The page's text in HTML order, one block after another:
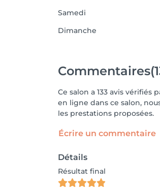
Samedi
Dimanche
Commentaires
Ce salon a 133 avis vérifiés
en ligne dans ce salon,
les prestations proposées.
Écrire un commentaire
Détails
Résultat final